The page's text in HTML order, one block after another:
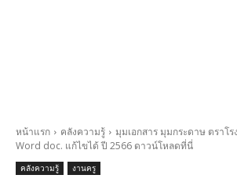
หน้าแรก คลังความรู้
มุมเอกสาร มุมกระดาษ ตราโ
Word doc. แก้ไขได้ ปี 2566 ดาวน์โหลดที่นี่
คลังความรู้ งานครู